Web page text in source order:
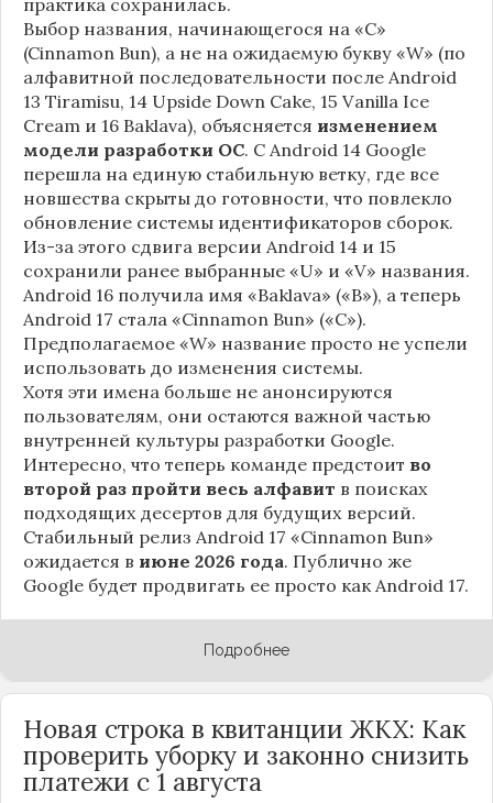
Выбор названия, начинающегося на «C»
(Cinnamon Bun), а не на ожидаемую букву «W» (по
алфавитной последовательности после Android
13 Tiramisu, 14 Upside Down Cake, 15 Vanilla Ice
Cream и 16 Baklava), объясняется изменением
модели разработки ОС. С Android 14 Google
перешла на единую стабильную ветку, где все
новшества скрыты до готовности, что повлекло
обновление системы идентификаторов сборок.
Из-за этого сдвига версии Android 14 и 15
сохранили ранее выбранные «U» и «V» названия.
Android 16 получила имя «Baklava» («B»), а теперь
Android 17 стала «Cinnamon Bun» («C»).
Предполагаемое «W» название просто не успели
использовать до изменения системы.
Хотя эти имена больше не анонсируются
пользователям, они остаются важной частью
внутренней культуры разработки Google.
Интересно, что теперь команде предстоит во
второй раз пройти весь алфавит в поисках
подходящих десертов для будущих версий.
Стабильный релиз Android 17 «Cinnamon Bun»
ожидается в июне 2026 года. Публично же
Google будет продвигать ее просто как Android 17.
Подробнее
Новая строка в квитанции ЖКХ: Как
проверить уборку и законно снизить
платежи с 1 августа